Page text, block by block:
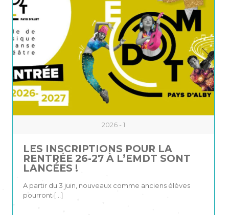
2026 - 1
LES INSCRIPTIONS POUR LA
RENTRÉE 26-27 À L’EMDT SONT
LANCÉES !
A partir du 3 juin, nouveaux comme anciens élèves
pourront […]